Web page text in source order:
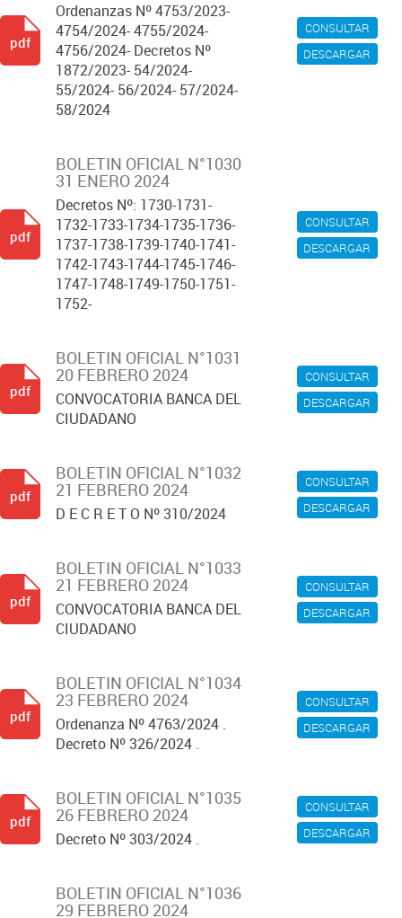
CONSULTAR
DESCARGAR
Ordenanzas Nº 4753/2023-
4754/2024- 4755/2024-
4756/2024- Decretos Nº
1872/2023- 54/2024-
55/2024- 56/2024- 57/2024-
58/2024
pdf
CONSULTAR
DESCARGAR
BOLETIN OFICIAL N°1030
31 ENERO 2024
Decretos Nº: 1730-1731-
1732-1733-1734-1735-1736-
1737-1738-1739-1740-1741-
1742-1743-1744-1745-1746-
1747-1748-1749-1750-1751-
1752-
pdf
CONSULTAR
DESCARGAR
BOLETIN OFICIAL N°1031
20 FEBRERO 2024
CONVOCATORIA BANCA DEL
CIUDADANO
pdf
CONSULTAR
DESCARGAR
BOLETIN OFICIAL N°1032
21 FEBRERO 2024
D E C R E T O Nº 310/2024
pdf
CONSULTAR
DESCARGAR
BOLETIN OFICIAL N°1033
21 FEBRERO 2024
CONVOCATORIA BANCA DEL
CIUDADANO
pdf
CONSULTAR
DESCARGAR
BOLETIN OFICIAL N°1034
23 FEBRERO 2024
Ordenanza Nº 4763/2024 .
Decreto Nº 326/2024 .
pdf
CONSULTAR
DESCARGAR
BOLETIN OFICIAL N°1035
26 FEBRERO 2024
Decreto Nº 303/2024 .
pdf
BOLETIN OFICIAL N°1036
29 FEBRERO 2024